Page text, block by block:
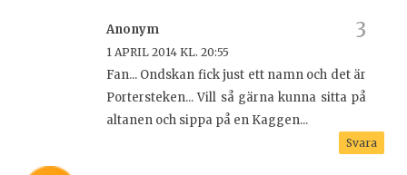
Anonym
1 APRIL 2014 KL. 20:55
Fan... Ondskan fick just ett namn och det är
Portersteken... Vill så gärna kunna sitta på
altanen och sippa på en Kaggen...
Svara